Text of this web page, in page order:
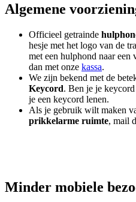
Algemene
Officieel getrainde
hesje met het logo van de
met een hulphond naar
dan met onze kassa.
We zijn bekend met de
Keycord. Ben je je
je een keycord lenen.
Als je gebruik wilt maken
prikkelarme ruimte, mail
Minder mobiele